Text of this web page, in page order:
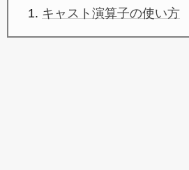
キャスト演算子の使い方